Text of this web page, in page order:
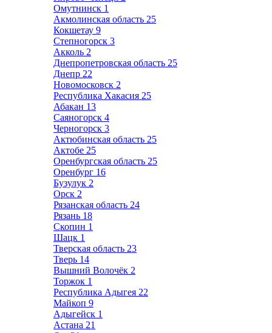
Омутнинск 1
Акмолинская область 25
Кокшетау 9
Степногорск 3
Акколь 2
Днепропетровская область 25
Днепр 22
Новомосковск 2
Республика Хакасия 25
Абакан 13
Саяногорск 4
Черногорск 3
Актюбинская область 25
Актобе 25
Оренбургская область 25
Оренбург 16
Бузулук 2
Орск 2
Рязанская область 24
Рязань 18
Скопин 1
Шацк 1
Тверская область 23
Тверь 14
Вышний Волочёк 2
Торжок 1
Республика Адыгея 22
Майкоп 9
Адыгейск 1
Астана 21